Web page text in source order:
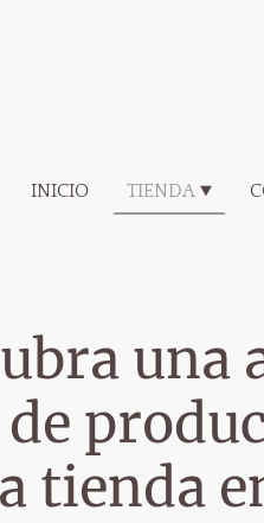
INICIO TIENDA
una
tienda